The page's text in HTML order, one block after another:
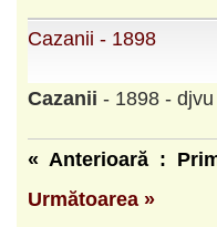
Cazanii - 1898
Cazanii - 1898 -
« Anterioară :
Următoarea »